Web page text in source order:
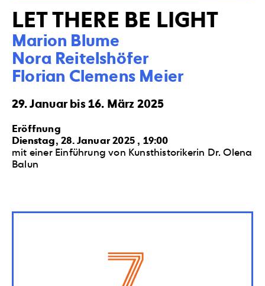
LET THERE BE LIGHT
Marion Blume
Nora Reitelshöfer
Florian Clemens Meier
29. Januar bis 16. März 2025
Eröffnung
Dienstag, 28. Januar 2025 , 19:00
mit einer Einführung von Kunsthistorikerin Dr. Olena
Balun